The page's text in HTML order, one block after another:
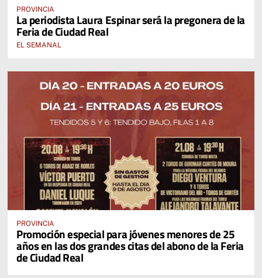
PROVINCIA
La periodista Laura Espinar será la pregonera de la
Feria de Ciudad Real
EL SEMANAL
PROVINCIA
Promoción especial para jóvenes menores de 25
años en las dos grandes citas del abono de la Feria
de Ciudad Real